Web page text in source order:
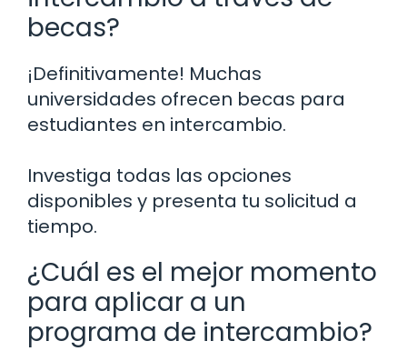
becas?
¡Definitivamente! Muchas
universidades ofrecen becas para
estudiantes en intercambio.
Investiga todas las opciones
disponibles y presenta tu solicitud a
tiempo.
¿Cuál es el mejor momento
para aplicar a un
programa de intercambio?